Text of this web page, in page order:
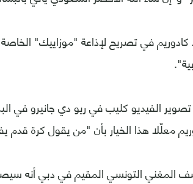
كادوريم في تصريح لإذاعة "موزاييك"
الفيديو كليب في ريو دي جانيرو في
معلّلا هذا الخيار بأن "من يقول كرة قدم
المغني التونسي المقيم في دبي أنه